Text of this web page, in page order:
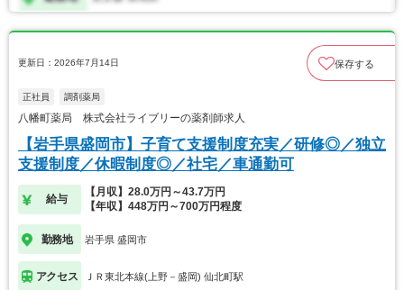
更新日：2026年7月14日 保存する
正社員 調剤薬局
八幡町薬局 株式会社ライブリーの薬剤師求人
【岩手県盛岡市】子育て支援制度充実／研修◎／独立
支援制度／休暇制度◎／社宅／車通勤可
給与
【月収】28.0万円～43.7万円
【年収】448万円～700万円程度
勤務地 岩手県 盛岡市
アクセス ＪＲ東北本線(上野－盛岡) 仙北町駅